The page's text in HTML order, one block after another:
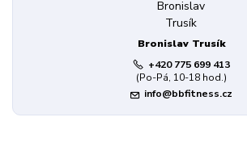
Bronislav Trusík
+420 775 699 413
(Po-Pá, 10-18 hod.)
info@bbfitness.cz